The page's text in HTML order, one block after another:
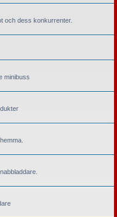
och dess konkurrenter.
minibuss